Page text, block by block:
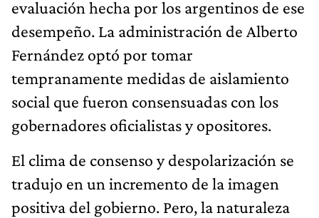
evaluación hecha por los argentinos de ese
desempeño. La administración de Alberto
Fernández optó por tomar
tempranamente medidas de aislamiento
social que fueron consensuadas con los
gobernadores oficialistas y opositores.
El clima de consenso y despolarización se
tradujo en un incremento de la imagen
positiva del gobierno. Pero, la naturaleza